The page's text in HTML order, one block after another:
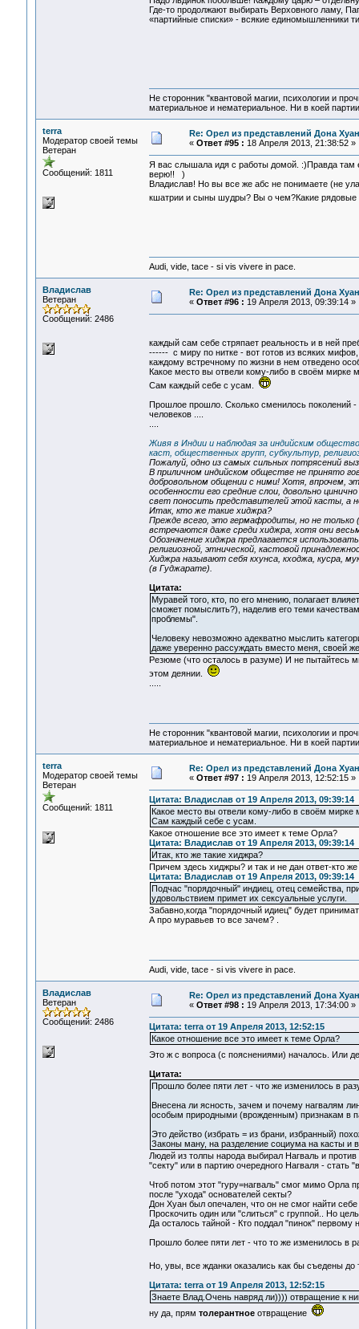
Где-то продолжают выбирать Верховного ламу,
«партийные списки» - всякие единомышленники
Не сторонник "квантовой магии, психологии и
материальное и нематериальное. Ни в коей
terra
Модератор своей темы
Ветеран
Сообщений: 1811
Re: Орел из представлений Дона
« Ответ #95 : 18 Апреля 2013, 21:38:52 »
Я вас слышала идя с работы домой. :)Правда там
верю!! )
Владислав! Но вы все же абс не понимаете (не
кшатрии и сыны шудры? Вы о чем?Какие рядовые
Audi, vide, tace - si vis vivere in pace.
Владислав
Ветеран
Сообщений: 2486
Re: Орел из представлений Дона
« Ответ #96 : 19 Апреля 2013, 09:39:14 »
каждый сам себе стряпает реальность и в ней
------ с миру по нитке - вот готов из всяких
каждому встречному по жизни в нем отведено
Какое место вы отвели кому-либо в своём мирке
Сам каждый себе с усам.
Прошлое прошло. Сколько сменилось поколений
человеков ....
Живя в Индии и наблюдая за индийским
каст, общественных групп, субкультур,
Пожалуй, одно из самых сильных потрясений
В приличном индийском обществе не принято
добровольном общении с ними! Хотя, впрочем,
особенности его средние слои, довольно
свет поносить представителей этой касты, а
Итак, кто же такие хиджра?
Прежде всего, это гермафродиты, но не только
встречаются даже среди хиджра, хотя они
Обозначение хиджра предлагается
религиозной, этнической, кастовой
Хиджра называют себя кхунса, кходжа, кусра,
(в Гуджарате).
Цитата:
Муравей того, кто, по его мнению, полагает
сможет помыслить?), наделив его теми
проблемы".
Человеку невозможно адекватно мыслить
даже уверенно рассуждать вместо меня, своей
Резюме (что осталось в разуме) И не пытайтесь
этом деянии.
Не сторонник "квантовой магии, психологии и
материальное и нематериальное. Ни в коей
terra
Модератор своей темы
Ветеран
Сообщений: 1811
Re: Орел из представлений Дона
« Ответ #97 : 19 Апреля 2013, 12:52:15 »
Цитата: Владислав от 19 Апреля 2013, 09:39:14
Какое место вы отвели кому-либо в своём мирке
Сам каждый себе с усам.
Какое отношение все это имеет к теме Орла?
Цитата: Владислав от 19 Апреля 2013, 09:39:14
Итак, кто же такие хиджра?
Причем здесь хиджры? и так и не дан ответ-кто
Цитата: Владислав от 19 Апреля 2013, 09:39:14
Подчас "порядочный" индиец, отец семейства,
удовольствием примет их сексуальные услуги.
Забавно,когда "порядочный идиец" будет
А про муравьев то все зачем? .
Audi, vide, tace - si vis vivere in pace.
Владислав
Ветеран
Сообщений: 2486
Re: Орел из представлений Дона
« Ответ #98 : 19 Апреля 2013, 17:34:00 »
Цитата: terra от 19 Апреля 2013, 12:52:15
Какое отношение все это имеет к теме Орла?
Это ж с вопроса (с пояснениями) началось. Или
Цитата:
Прошло более пяти лет - что же изменилось в
Внесена ли ясность, зачем и почему нагвалям
особым природными (врожденным) признакам в
Это действо (избрать = из брани, избранный)
Законы ману, на разделение социума на касты и
Людей из толпы народа выбирал Нагваль и
"секту" или в партию очередного Нагваля - стать
Чтоб потом этот "гуру=нагваль" смог мимо Орла
после "ухода" основателей секты?
Дон Хуан был опечален, что он не смог найти
Проскочить один или "слиться" с группой.. Но
Да осталось тайной - Кто поддал "пинок" первому
Прошло более пяти лет - что то же изменилось в
Но, увы, все жданки оказались как бы съедены
Цитата: terra от 19 Апреля 2013, 12:52:15
Знаете Влад.Очень навряд ли)))) отвращение к
ну да, прям толерантное отвращение